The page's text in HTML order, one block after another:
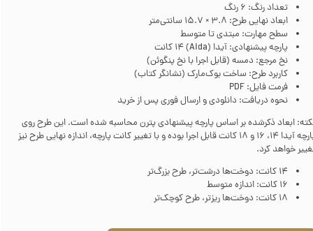
تعداد رنگ: 6 رنگ
ابعاد نهایی طرح: 3.8 × 15.7 سانتی‌متر
سطح مهارت: مبتدی تا متوسط
پارچه پیشنهادی: آیدا (Aida) 14 کانت
نخ مرجع: دمسه (قابل اجرا با نخ پنگوئن)
کاربرد طرح: ساخت بوک‌مارک (نشانگر کتاب)
فرمت فایل: PDF
نحوه دریافت: دانلودی و ارسال فوری پس از خرید
ابعاد ذکرشده بر اساس پارچه پیشنهادی پترن محاسبه شده است. این طرح روی
پارچه آیدا 14، 16 و 18 کانت قابل اجرا بوده و با تغییر کانت پارچه، اندازه نهایی طرح نیز
خواهد کرد.
14 کانت: دوخت‌ها درشت‌تر، طرح بزرگ‌تر
16 کانت: اندازه متوسط
18 کانت: دوخت‌ها ریزتر، طرح کوچک‌تر